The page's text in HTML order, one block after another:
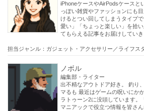
iPhoneケースやAirPodsケースと
っぽい雑貨やファッションにも
けるとつい回してしまうタイプ
愛い」「ちょっと楽しい」を拾
てもらえる記事をお届けしていき
担当ジャンル：ガジェット・アクセサリー／ライフス
ノボル
編集部・ライター
出不精なアウトドア好き。 釣り
マるも 最近はゲームの呪いにか
ラトゥーン2に没頭しています。
マニアックで役立つ情報を皆さん